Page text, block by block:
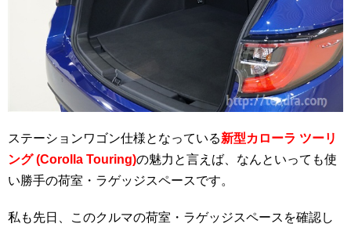
ステーションワゴン仕様となっている新型カローラ ツーリ
ング (Corolla Touring)の魅力と言えば、なんといっても使
い勝手の荷室・ラゲッジスペースです。
私も先日、このクルマの荷室・ラゲッジスペースを確認し